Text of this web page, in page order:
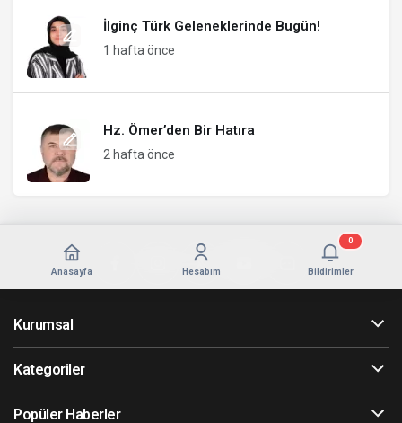
İlginç Türk Geleneklerinde Bugün!
1 hafta önce
Hz. Ömer’den Bir Hatıra
2 hafta önce
Anasayfa Hesabım Bildirimler
0
Kurumsal
Kategoriler
Popüler Haberler